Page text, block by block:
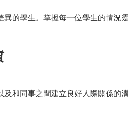
的學生。掌握每一位學生的情況
和同事之間建立良好人際關係的